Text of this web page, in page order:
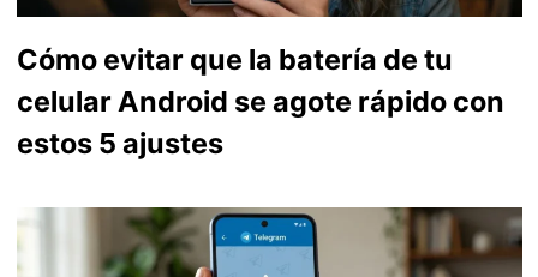
Cómo evitar que la batería de tu
celular Android se agote rápido con
estos 5 ajustes